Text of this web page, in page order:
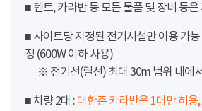
■ 텐트, 카라반 등 모든 물품 및 장비 등은
■ 사이트당 지정된 전기시설만 이용 가능
정 (600W 이하 사용)
※ 전기선(릴선) 최대 30m 범위 내에
■ 차량 2대 : 대한존 카라반은 1대만 허용